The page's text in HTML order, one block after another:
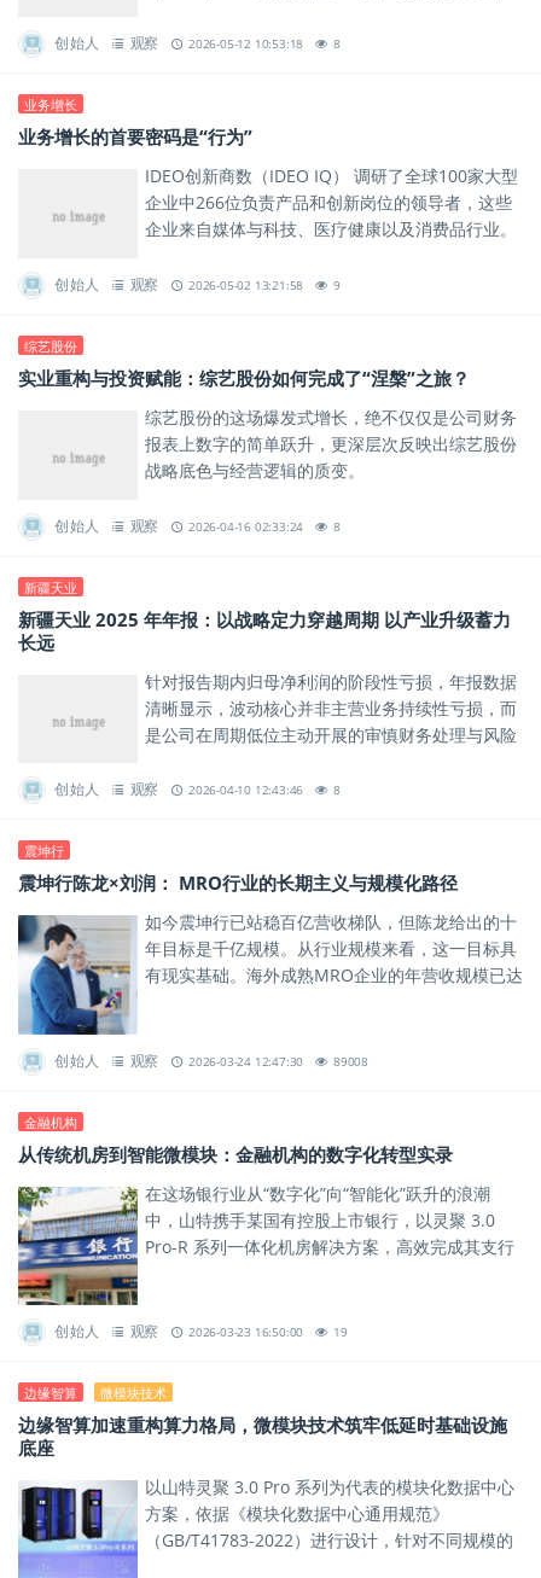
创始人 观察 2026-05-12 10:53:18 8
业务增长
业务增长的首要密码是“行为”
IDEO创新商数（IDEO IQ） 调研了全球100家大型
企业中266位负责产品和创新岗位的领导者，这些
企业来自媒体与科技、医疗健康以及消费品行业。
创始人 观察 2026-05-02 13:21:58 9
综艺股份
实业重构与投资赋能：综艺股份如何完成了“涅槃”之旅？
综艺股份的这场爆发式增长，绝不仅仅是公司财务
报表上数字的简单跃升，更深层次反映出综艺股份
战略底色与经营逻辑的质变。
创始人 观察 2026-04-16 02:33:24 8
新疆天业
新疆天业 2025 年年报：以战略定力穿越周期 以产业升级蓄力
长远
针对报告期内归母净利润的阶段性亏损，年报数据
清晰显示，波动核心并非主营业务持续性亏损，而
是公司在周期低位主动开展的审慎财务处理与风险
创始人 观察 2026-04-10 12:43:46 8
震坤行
震坤行陈龙×刘润： MRO行业的长期主义与规模化路径
如今震坤行已站稳百亿营收梯队，但陈龙给出的十
年目标是千亿规模。从行业规模来看，这一目标具
有现实基础。海外成熟MRO企业的年营收规模已达
创始人 观察 2026-03-24 12:47:30 89008
金融机构
从传统机房到智能微模块：金融机构的数字化转型实录
在这场银行业从“数字化”向“智能化”跃升的浪潮
中，山特携手某国有控股上市银行，以灵聚 3.0
Pro-R 系列一体化机房解决方案，高效完成其支行
创始人 观察 2026-03-23 16:50:00 19
边缘智算 微模块技术
边缘智算加速重构算力格局，微模块技术筑牢低延时基础设施
底座
以山特灵聚 3.0 Pro 系列为代表的模块化数据中心
方案，依据《模块化数据中心通用规范》
（GB/T41783-2022）进行设计，针对不同规模的